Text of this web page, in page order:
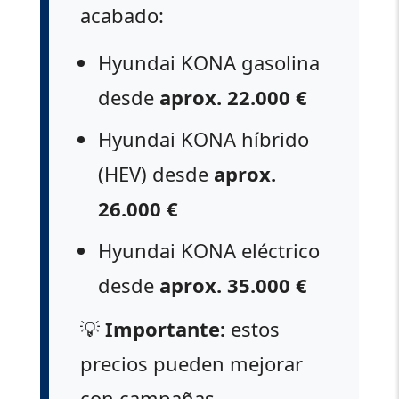
acabado:
Hyundai KONA gasolina
desde aprox. 22.000 €
Hyundai KONA híbrido
(HEV) desde aprox.
26.000 €
Hyundai KONA eléctrico
desde aprox. 35.000 €
💡 Importante: estos
precios pueden mejorar